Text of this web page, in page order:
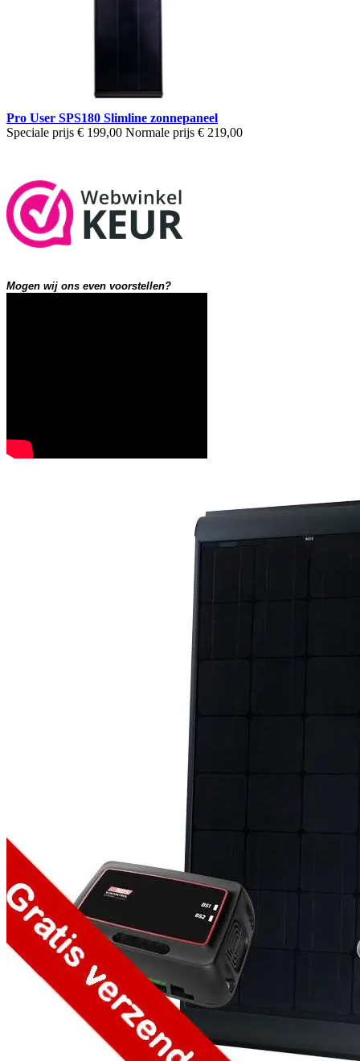
Pro User SPS180 Slimline zonnepaneel
Speciale prijs € 199,00 Normale prijs € 219,00
Mogen wij ons even voorstellen?